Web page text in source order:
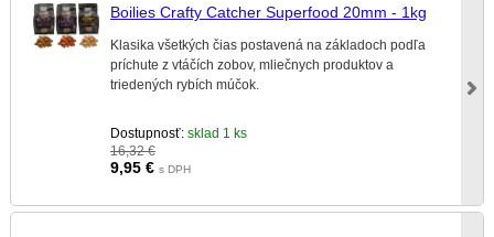
Boilies Crafty Catcher Superfood 20mm - 1kg
Klasika všetkých čias postavená na základoch podľa
príchute z vtáčích zobov, mliečnych produktov a
triedených rybích múčok.
Dostupnosť: sklad 1 ks
16,32 €
9,95 € s DPH